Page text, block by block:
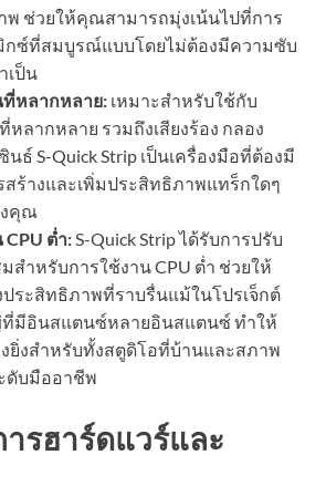
พ ช่วยให้คุณสามารถมุ่งเน้นไปที่การ
กซ์ที่สมบูรณ์แบบโดยไม่ต้องมีความซับ
เป็น
ที่หลากหลาย: เหมาะสำหรับใช้กับ
หลากหลาย รวมถึงเสียงร้อง กลอง
นธ์ S-Quick Strip เป็นเครื่องมือที่ต้องมี
สร้างและเพิ่มประสิทธิภาพแทร็กใดๆ
คุณ
CPU ต่ำ:S-Quick Strip ได้รับการปรับ
สำหรับการใช้งาน CPU ต่ำ ช่วยให้
ประสิทธิภาพที่ราบรื่นแม้ในโปรเจ็กต์
มีอินสแตนซ์หลายอินสแตนซ์ ทำให้
งยิ่งสำหรับทั้งสตูดิโอที่บ้านและสภาพ
ดับมืออาชีพ
รฮาร์ดแวร์และ